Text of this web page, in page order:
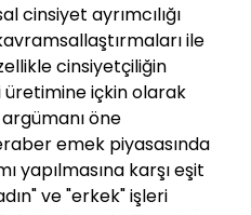
cinsiyet ayrımcılığı
ile
cinsiyetçiliğin
içkin olarak
öne
emek piyasasında
yapılmasına karşı eşit
ve "erkek" işleri